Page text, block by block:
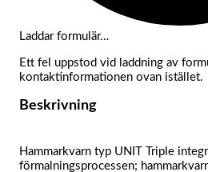
Laddar formulär…
Ett fel uppstod vid laddning av
kontaktinformationen ovan istället.
Beskrivning
Hammarkvarn typ UNIT Triple
förmalningsprocessen;